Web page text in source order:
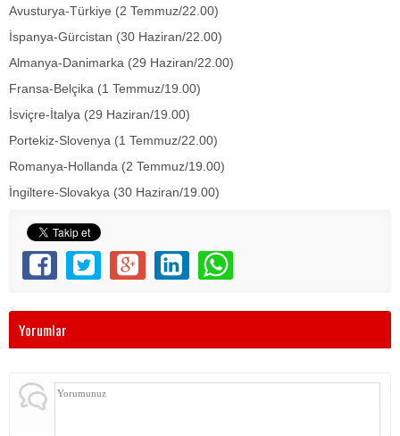
Avusturya-Türkiye (2 Temmuz/22.00)
İspanya-Gürcistan (30 Haziran/22.00)
Almanya-Danimarka (29 Haziran/22.00)
Fransa-Belçika (1 Temmuz/19.00)
İsviçre-İtalya (29 Haziran/19.00)
Portekiz-Slovenya (1 Temmuz/22.00)
Romanya-Hollanda (2 Temmuz/19.00)
İngiltere-Slovakya (30 Haziran/19.00)
Yorumlar